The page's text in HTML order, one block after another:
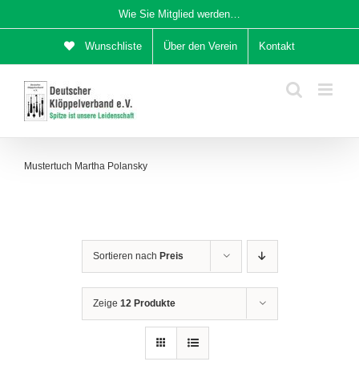
Inhalt
Wie Sie Mitglied werden…
Wunschliste Über den Verein Kontakt
Mustertuch Martha Polansky
Sortieren nach Preis
Zeige 12 Produkte